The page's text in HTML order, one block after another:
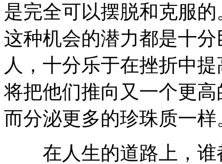
是完全可以摆脱和克服
这种机会的潜力都是十
人，十分乐于在挫折中
将把他们推向又一个更
而分泌更多的珍珠质一样
在人生的道路上，谁